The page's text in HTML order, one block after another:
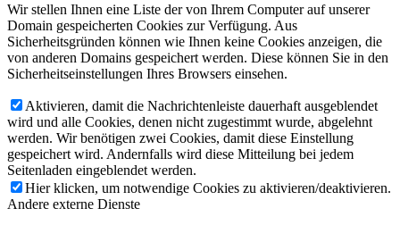
Wir stellen Ihnen eine Liste der von Ihrem Computer auf unserer
Domain gespeicherten Cookies zur Verfügung. Aus
Sicherheitsgründen können wie Ihnen keine Cookies anzeigen, die
von anderen Domains gespeichert werden. Diese können Sie in den
Sicherheitseinstellungen Ihres Browsers einsehen.
Aktivieren, damit die Nachrichtenleiste dauerhaft ausgeblendet
wird und alle Cookies, denen nicht zugestimmt wurde, abgelehnt
werden. Wir benötigen zwei Cookies, damit diese Einstellung
gespeichert wird. Andernfalls wird diese Mitteilung bei jedem
Seitenladen eingeblendet werden.
Hier klicken, um notwendige Cookies zu aktivieren/deaktivieren.
Andere externe Dienste